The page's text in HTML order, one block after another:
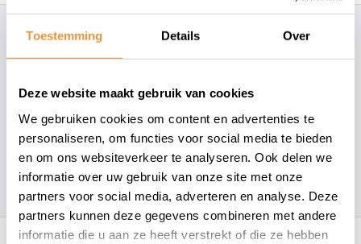
Toestemming Details Over
Deze website maakt gebruik van cookies
We gebruiken cookies om content en advertenties te
personaliseren, om functies voor social media te bieden
en om ons websiteverkeer te analyseren. Ook delen we
informatie over uw gebruik van onze site met onze
partners voor social media, adverteren en analyse. Deze
partners kunnen deze gegevens combineren met andere
informatie die u aan ze heeft verstrekt of die ze hebben
Hoe kunnen wij je helpen?
+31 78 780 2330
info@artsloten.nl
157 klanten geven een 4.7 /5 op
Recent bekeken